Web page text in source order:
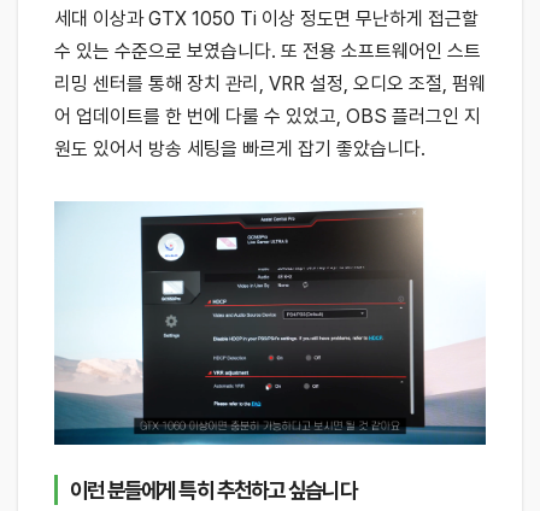
세대 이상과 GTX 1050 Ti 이상 정도면 무난하게 접근할
수 있는 수준으로 보였습니다. 또 전용 소프트웨어인 스트
리밍 센터를 통해 장치 관리, VRR 설정, 오디오 조절, 펌웨
어 업데이트를 한 번에 다룰 수 있었고, OBS 플러그인 지
원도 있어서 방송 세팅을 빠르게 잡기 좋았습니다.
이런 분들에게 특히 추천하고 싶습니다